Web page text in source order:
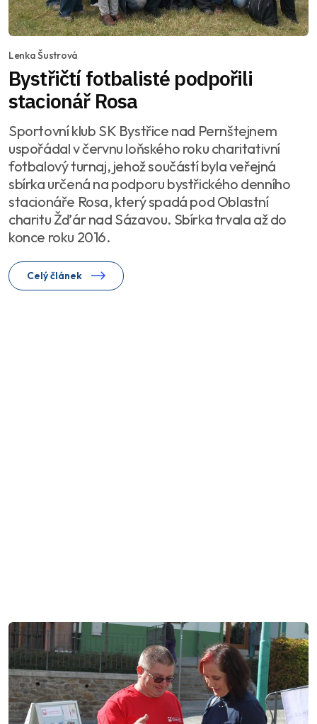
Lenka Šustrová
Bystřičtí fotbalisté podpořili
stacionář Rosa
Sportovní klub SK Bystřice nad Pernštejnem
uspořádal v červnu loňského roku charitativní
fotbalový turnaj, jehož součástí byla veřejná
sbírka určená na podporu bystřického denního
stacionáře Rosa, který spadá pod Oblastní
charitu Žďár nad Sázavou. Sbírka trvala až do
konce roku 2016.
Celý článek